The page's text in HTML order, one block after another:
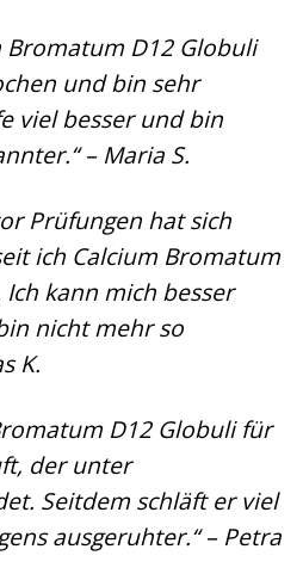
Bromatum D12 Globuli
und bin sehr
viel besser und bin
– Maria S.
Prüfungen hat sich
ich Calcium Bromatum
kann mich besser
nicht mehr so
K.
D12 Globuli für
der unter
Seitdem schläft er viel
ausgeruhter.“ – Petra